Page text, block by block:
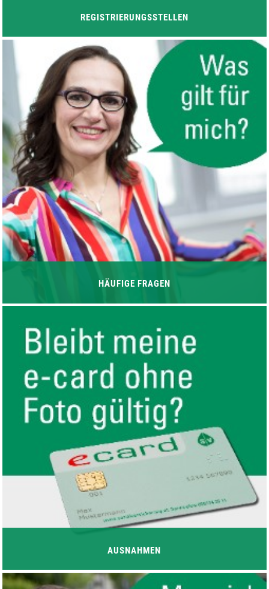
REGISTRIERUNGSSTELLEN
HÄUFIGE FRAGEN
AUSNAHMEN